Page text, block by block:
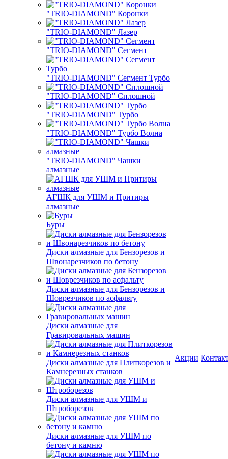
"TRIO-DIAMOND" Коронки
"TRIO-DIAMOND" Лазер
"TRIO-DIAMOND" Сегмент
"TRIO-DIAMOND" Сегмент Турбо
"TRIO-DIAMOND" Сплошной
"TRIO-DIAMOND" Турбо
"TRIO-DIAMOND" Турбо Волна
"TRIO-DIAMOND" Чашки
алмазные
АГШК для УШМ и Притиры
алмазные
Буры
Диски алмазные для Бензорезов и
Швонарезчиков по бетону
Диски алмазные для Бензорезов и
Шоврезчиков по асфальту
Диски алмазные для
Гравировальных машин
Диски алмазные для Плиткорезов и
Камнерезных станков
Диски алмазные для УШМ и
Штроборезов
Диски алмазные для УШМ по
бетону и камню
Акции